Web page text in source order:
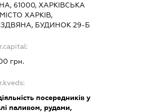
61000, ХАРКІВСЬКА
ХАРКІВ,
БУДИНОК 29-Б
грн.
посередників у
паливом, рудами,